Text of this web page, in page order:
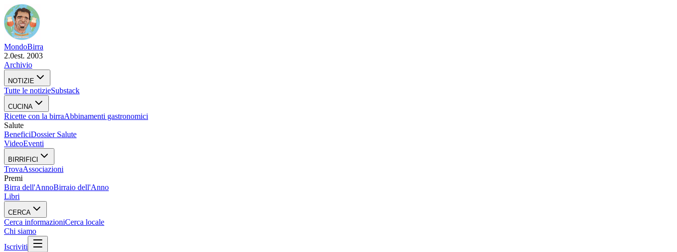
MondoBirra
2.0est. 2003
Archivio
NOTIZIE
Tutte le notizieSubstack
CUCINA
Ricette con la birraAbbinamenti gastronomici
Salute
BeneficiDossier Salute
VideoEventi
BIRRIFICI
TrovaAssociazioni
Premi
Birra dell'AnnoBirraio dell'Anno
Libri
CERCA
Cerca informazioniCerca locale
Chi siamo
Iscriviti